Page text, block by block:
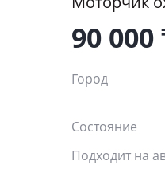
90 000
Город
Состояние
Подходит на